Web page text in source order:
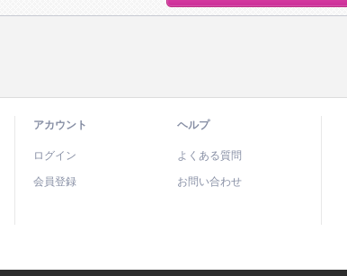
アカウント
ログイン
会員登録
ヘルプ
よくある質問
お問い合わせ